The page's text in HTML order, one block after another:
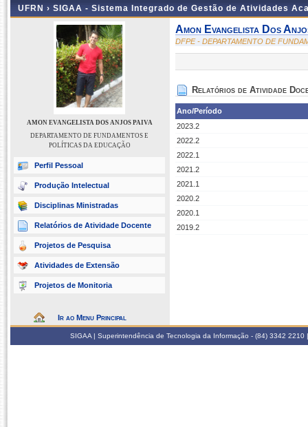
UFRN › SIGAA - Sistema Integrado de Gestão de Atividades
AMON EVANGELISTA DOS ANJOS PAIVA
DEPARTAMENTO DE FUNDAMENTOS E
POLÍTICAS DA EDUCAÇÃO
Perfil Pessoal
Produção Intelectual
Disciplinas Ministradas
Relatórios de Atividade Docente
Projetos de Pesquisa
Atividades de Extensão
Projetos de Monitoria
Ir ao Menu Principal
Amon Evangelista Dos
DFPE - DEPARTAMENTO DE
Relatórios de Atividade
Ano/Período
2023.2
2022.2
2022.1
2021.2
2021.1
2020.2
2020.1
2019.2
SIGAA | Superintendência de Tecnologia da Informação - (84) 3342